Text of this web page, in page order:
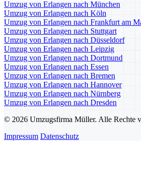
Umzug von Erlangen nach München
Umzug von Erlangen nach Köln
Umzug von Erlangen nach Frankfurt am
Umzug von Erlangen nach Stuttgart
Umzug von Erlangen nach Düsseldorf
Umzug von Erlangen nach Leipzig
Umzug von Erlangen nach Dortmund
Umzug von Erlangen nach Essen
Umzug von Erlangen nach Bremen
Umzug von Erlangen nach Hannover
Umzug von Erlangen nach Nürnberg
Umzug von Erlangen nach Dresden
© 2026 Umzugsfirma Müller. Alle Rechte
Impressum Datenschutz